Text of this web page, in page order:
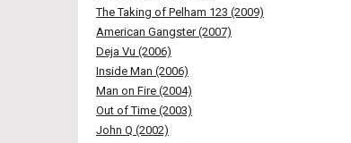
The Taking of Pelham 123 (2009)
American Gangster (2007)
Deja Vu (2006)
Inside Man (2006)
Man on Fire (2004)
Out of Time (2003)
John Q (2002)